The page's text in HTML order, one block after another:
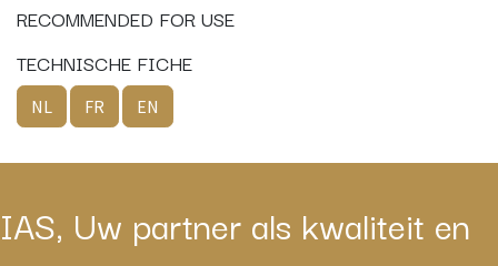
RECOMMENDED FOR USE
TECHNISCHE FICHE
NL FR EN
IAS, Uw partner als kwaliteit en